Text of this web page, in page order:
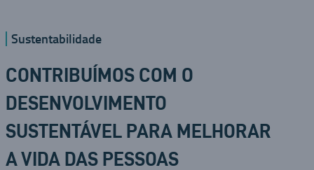
Sustentabilidade
CONTRIBUÍMOS COM O
DESENVOLVIMENTO
SUSTENTÁVEL PARA MELHORAR
A VIDA DAS PESSOAS